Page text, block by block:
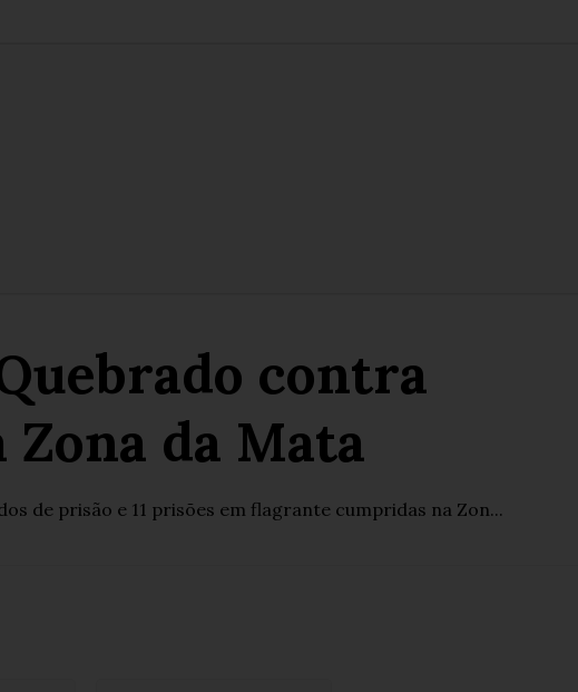
contra
da Mata
de prisão e 11 prisões em flagrante cumpridas na Zon...